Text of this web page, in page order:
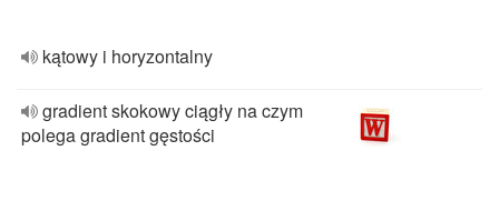
kątowy i horyzontalny
gradient skokowy ciągły na czym
polega gradient gęstości